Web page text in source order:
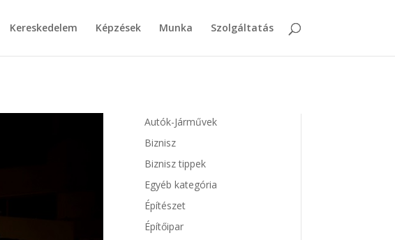
Kereskedelem Képzések Munka Szolgáltatás
Autók-Járművek
Biznisz
Biznisz tippek
Egyéb kategória
Építészet
Építőipar